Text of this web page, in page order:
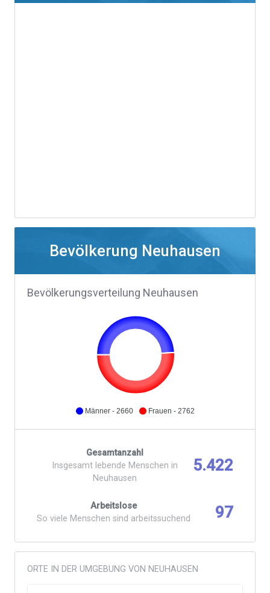
Bevölkerung Neuhausen
Bevölkerungsverteilung Neuhausen
Männer - 2660 Frauen - 2762
Gesamtanzahl
Insgesamt lebende Menschen in
Neuhausen
5.422
Arbeitslose
So viele Menschen sind arbeitssuchend
97
ORTE IN DER UMGEBUNG VON NEUHAUSEN